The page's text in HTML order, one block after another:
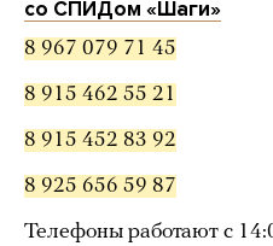
со СПИДом «Шаги»
8 967 079 71 45
8 915 462 55 21
8 915 452 83 92
8 925 656 59 87
Телефоны работают с